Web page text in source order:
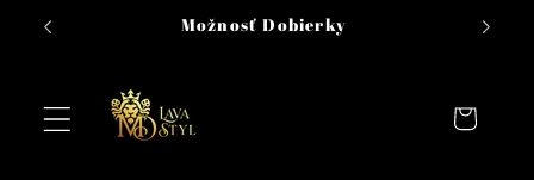
Prejsť na
Možnosť Dobierky
Košík